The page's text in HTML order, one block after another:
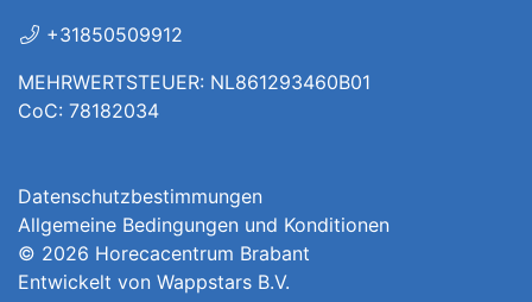
+31850509912
MEHRWERTSTEUER: NL861293460B01
CoC: 78182034
Datenschutzbestimmungen
Allgemeine Bedingungen und Konditionen
© 2026 Horecacentrum Brabant
Entwickelt von Wappstars B.V.